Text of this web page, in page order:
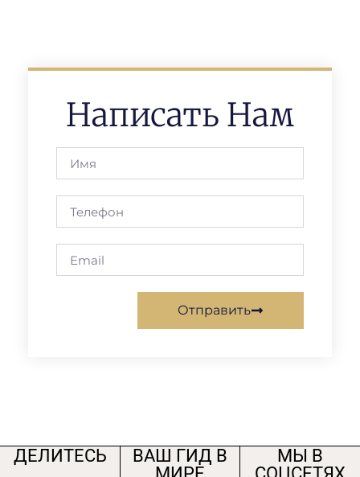
Написать Нам
Отправить
ДЕЛИТЕСЬ
ВАШ ГИД В
МЫ В